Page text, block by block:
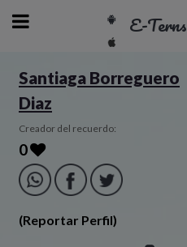
E-Terns
ESP
ENG
POR
Inicio
Santiaga Borreguero
Diaz
Creador del recuerdo:
0
(Reportar Perfil)